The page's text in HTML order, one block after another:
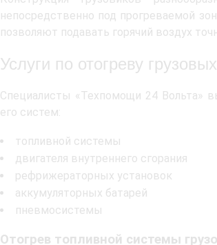
непосредственно под прогреваемой
позволяют подавать горячий воздух
Услуги по отогреву
Специалисты «Техпомощи 24 Вольта»
его систем:
топливной системы
двигателя внутреннего сгорания
рефрижераторных установок
аккумуляторных батарей
пневмосистемы
Отогрев топливной системы